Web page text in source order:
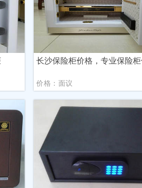
长沙保险柜价格，专业保险
价格：面议